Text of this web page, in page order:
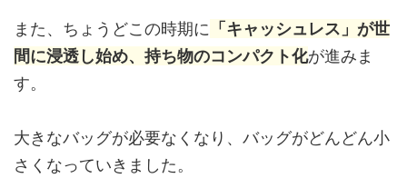
また、ちょうどこの時期に 「キャッシュレス」が世
間に浸透し始め、持ち物のコンパクト化が進みま
す。
大きなバッグが必要なくなり、バッグがどんどん小
さくなっていきました。